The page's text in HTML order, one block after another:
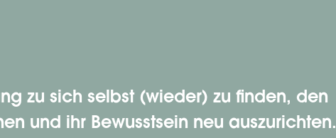
zu sich selbst (wieder) zu finden, den
und ihr Bewusstsein neu auszurichten.